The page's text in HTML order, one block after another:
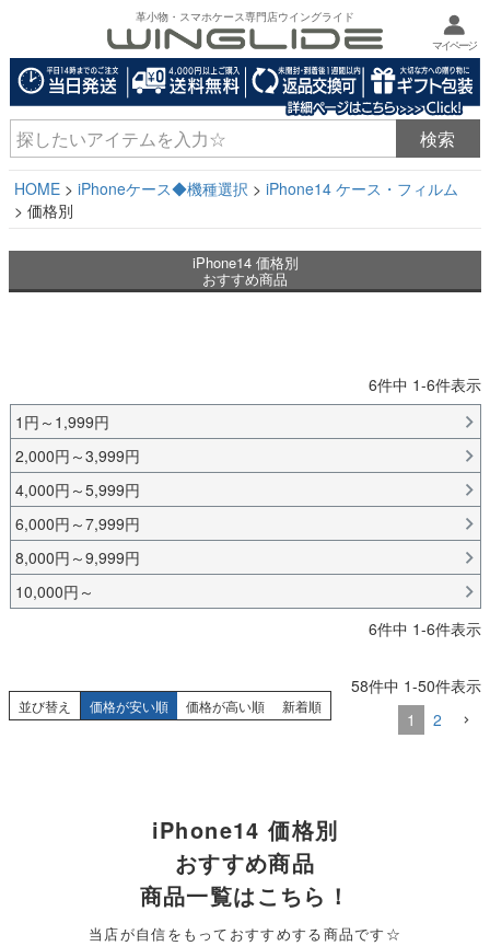
革小物・スマホケース専門店ウイングライド
マイページ
HOME iPhoneケース◆機種選択
iPhone14 ケース・フィルム
価格別
iPhone14 価格別
おすすめ商品
6件中 1-6件表示
1円～1,999円
2,000円～3,999円
4,000円～5,999円
6,000円～7,999円
8,000円～9,999円
10,000円～
6件中 1-6件表示
並び替え 価格が安い順 価格が高い順 新着順
58件中 1-50件表示
1
2
iPhone14 価格別
おすすめ商品
商品一覧はこちら！
当店が自信をもっておすすめする商品です☆